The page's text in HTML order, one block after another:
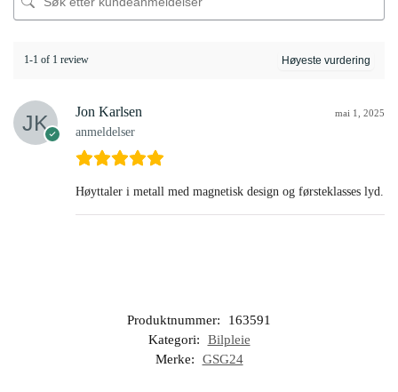
1-1 of 1 review
Jon Karlsen
anmeldelser
mai 1, 2025
Høyttaler i metall med magnetisk design og førsteklasses lyd.
Produktnummer:
163591
Kategori:
Bilpleie
Merke:
GSG24